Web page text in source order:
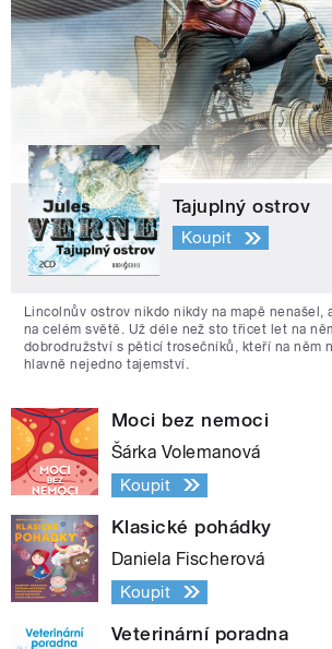
Tajuplný ostrov
Koupit
Lincolnův ostrov nikdo nikdy na mapě nenašel,
na celém světě. Už déle než sto třicet let na
dobrodružství s pěticí trosečníků, kteří na něm
hlavně nejedno tajemství.
Moci bez nemoci
Šárka Volemanová
Koupit
Klasické pohádky
Daniela Fischerová
Koupit
Veterinární poradna